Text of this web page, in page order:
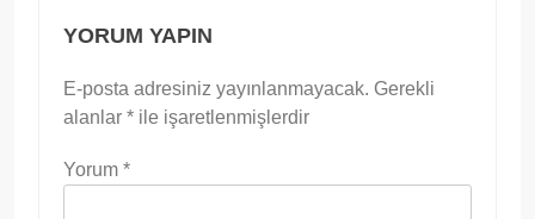
YORUM YAPIN
E-posta adresiniz yayınlanmayacak. Gerekli
alanlar * ile işaretlenmişlerdir
Yorum *